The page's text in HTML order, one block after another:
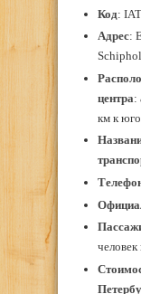
Код:
Адрес:
центра:
км к
человек